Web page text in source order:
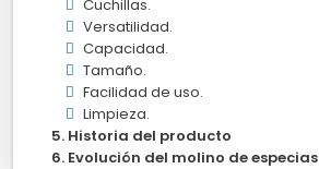
Cuchillas.
Versatilidad.
Capacidad.
Tamaño.
Facilidad de uso.
Limpieza.
Historia del producto
Evolución del molino de especias